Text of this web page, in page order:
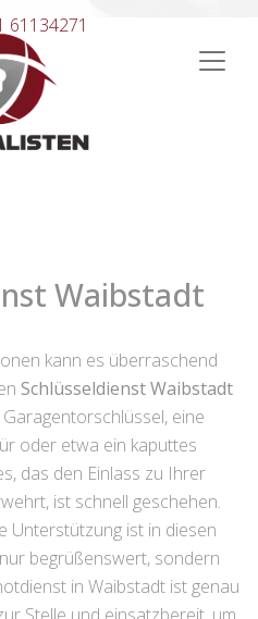
61134271
Waibstadt
kann es überraschend
Schlüsseldienst Waibstadt
eine
oder etwa ein kaputtes
das den Einlass zu Ihrer
ist schnell geschehen.
Unterstützung ist in diesen
begrüßenswert, sondern
in Waibstadt ist genau